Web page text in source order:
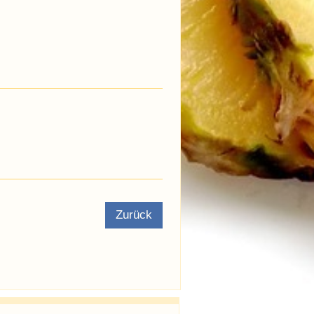
Zurück